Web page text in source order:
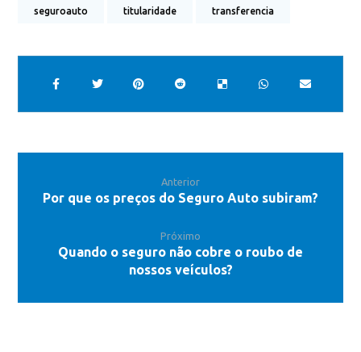
seguroauto titularidade transferencia
Anterior
Por que os preços do Seguro Auto subiram?
Próximo
Quando o seguro não cobre o roubo de
nossos veículos?